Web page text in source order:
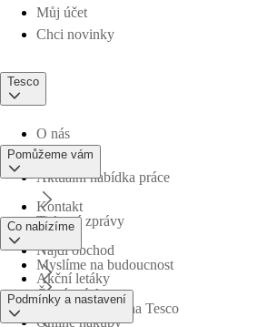
Můj účet
Chci novinky
Tesco
O nás
Aktuální nabídka práce
Tiskové zprávy
Myslíme na budoucnost
Obchodní skupina Tesco
Pomůžeme vám
Kontakt
Najdi obchod
Časté otázky
Co nabízíme
Akční letáky
Online nákupy
Podmínky a nastavení